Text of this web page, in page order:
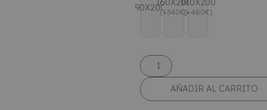
90X200160X200
(+340€)
180X200
(+480€)
AÑADIR AL CARRITO